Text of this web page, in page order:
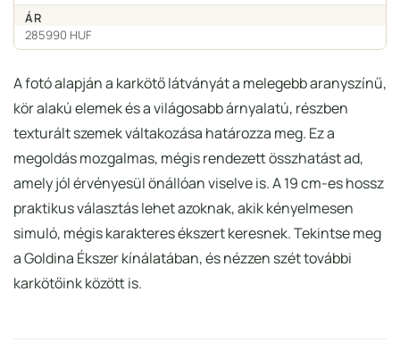
ÁR
285990 HUF
A fotó alapján a karkötő látványát a melegebb aranyszínű,
kör alakú elemek és a világosabb árnyalatú, részben
texturált szemek váltakozása határozza meg. Ez a
megoldás mozgalmas, mégis rendezett összhatást ad,
amely jól érvényesül önállóan viselve is. A 19 cm-es hossz
praktikus választás lehet azoknak, akik kényelmesen
simuló, mégis karakteres ékszert keresnek. Tekintse meg
a Goldina Ékszer kínálatában, és nézzen szét további
karkötőink között is.